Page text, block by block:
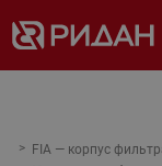
FIA — корпус